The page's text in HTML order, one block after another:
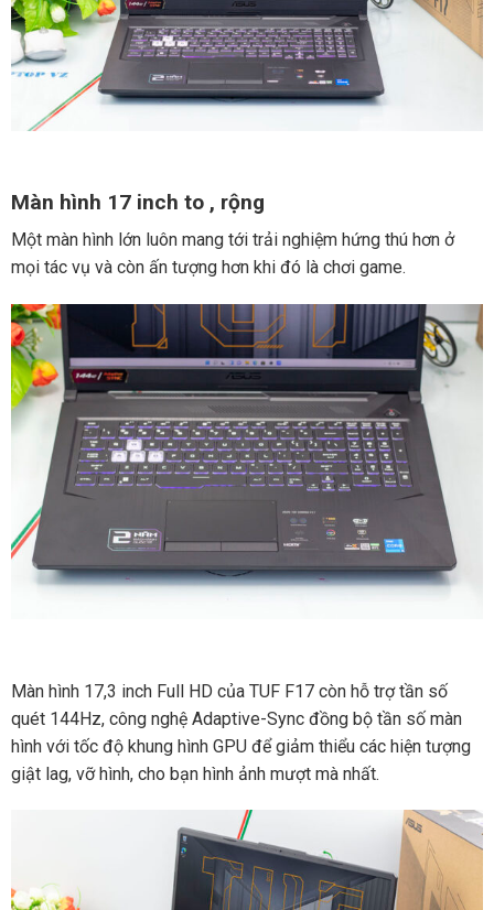
Màn hình 17 inch to , rộng
Một màn hình lớn luôn mang tới trải nghiệm hứng thú hơn ở
mọi tác vụ và còn ấn tượng hơn khi đó là chơi game.
Màn hình 17,3 inch Full HD của TUF F17 còn hỗ trợ tần số
quét 144Hz, công nghệ Adaptive-Sync đồng bộ tần số màn
hình với tốc độ khung hình GPU để giảm thiểu các hiện tượng
giật lag, vỡ hình, cho bạn hình ảnh mượt mà nhất.